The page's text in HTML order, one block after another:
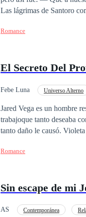
Las lágrimas de Santoro
siempre brillo, estaba
LA SOMBRA, volviera a
Romance
El Secreto Del
Febe Luna Universo Alterno
Jared Vega es un hombre
trabajoque tanto deseaba
tanto daño le causó.
amor es algo que ninguno
que su profesor esconde?
Romance
Sin escape de mi
AS Contemporánea